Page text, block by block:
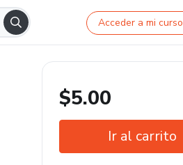
Acceder a mi curso
$5.00
Ir al carrito